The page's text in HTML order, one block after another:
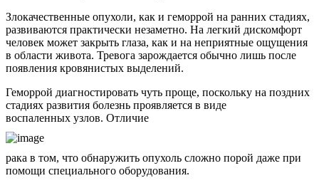
Злокачественные опухоли, как и геморрой на ранних стадиях,
развиваются практически незаметно. На легкий дискомфорт
человек может закрыть глаза, как и на неприятные ощущения
в области живота. Тревога зарождается обычно лишь после
появления кровянистых выделений.
Геморрой диагностировать чуть проще, поскольку на поздних
стадиях развития болезнь проявляется в виде
воспаленных узлов. Отличие
рака в том, что обнаружить опухоль сложно порой даже при
помощи специального оборудования.